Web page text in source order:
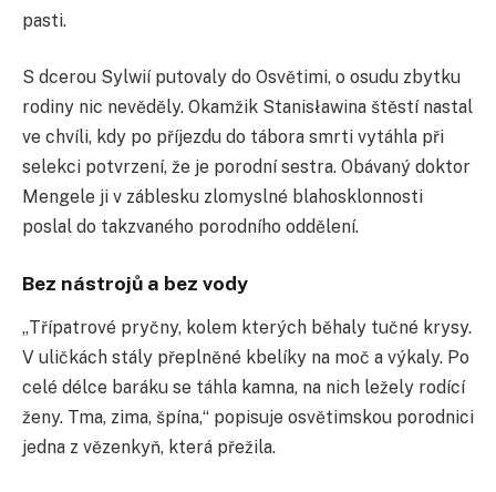
pasti.
S dcerou Sylwií putovaly do Osvětimi, o osudu zbytku
rodiny nic nevěděly. Okamžik Stanisławina štěstí nastal
ve chvíli, kdy po příjezdu do tábora smrti vytáhla při
selekci potvrzení, že je porodní sestra. Obávaný doktor
Mengele ji v záblesku zlomyslné blahosklonnosti
poslal do takzvaného porodního oddělení.
Bez nástrojů a bez vody
„Třípatrové pryčny, kolem kterých běhaly tučné krysy.
V uličkách stály přeplněné kbelíky na moč a výkaly. Po
celé délce baráku se táhla kamna, na nich ležely rodící
ženy. Tma, zima, špína,“ popisuje osvětimskou porodnici
jedna z vězenkyň, která přežila.